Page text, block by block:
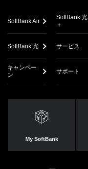
SoftBank Air
SoftBank 光
＋
SoftBank 光 サービス
キャンペー
ン
サポート
My SoftBank